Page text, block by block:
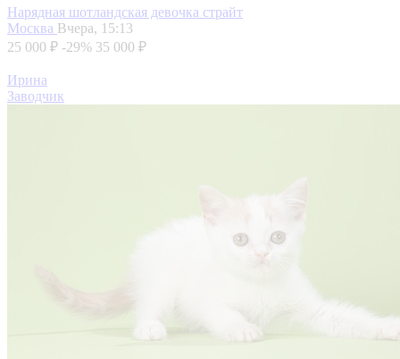
Нарядная шотландская девочка страйт
Москва Вчера, 15:13
25 000 ₽ -29% 35 000 ₽
Ирина
Заводчик